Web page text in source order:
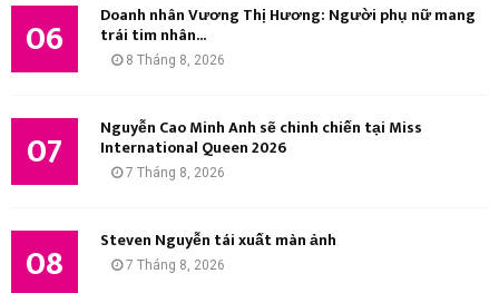
06 Doanh nhân Vương Thị Hương: Người phụ nữ mang
trái tim nhân...
8 Tháng 8, 2026
07 Nguyễn Cao Minh Anh sẽ chinh chiến tại Miss
International Queen 2026
7 Tháng 8, 2026
08 Steven Nguyễn tái xuất màn ảnh
7 Tháng 8, 2026